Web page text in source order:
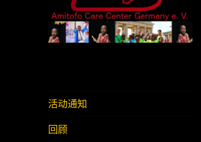
活动通知
回顾